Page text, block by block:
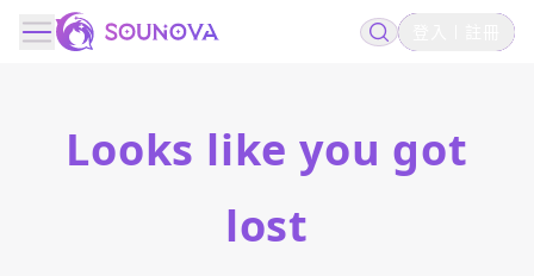
Looks like you got
lost